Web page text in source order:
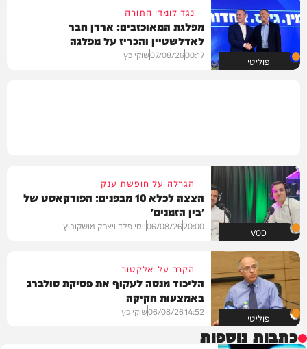
פוליטי
נגד לומדי התורה
מפלגת המאוכזבים: ארדן חבר
לאדלשטיין והכריז על מפלגה
00:17
07/08/26שוקי כץ
VOD
הגרלה על חופשת ענק
הצצה לכלא 10 מבפנים: הפודקאסט של
'בין הזמנים'
20:00
06/08/26יוסי פלד ויצחק מושקוביץ
פוליטי
הקרב על אלקטור
הליכוד מנסה לעקוף את פסיקת סולברג
באמצעות חקיקה
14:52
06/08/26שוקי כץ
כתבות נוספות